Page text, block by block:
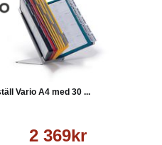
Vario A4 med 30 ...
2 369kr
Köp